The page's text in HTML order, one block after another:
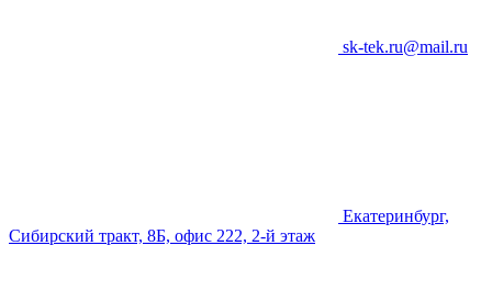
sk-tek.ru@mail.ru
Екатеринбург,
Сибирский тракт, 8Б, офис 222, 2-й этаж